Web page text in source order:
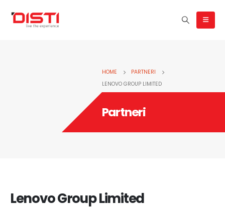
HOME
PARTNERI
LENOVO GROUP LIMITED
Partneri
Lenovo Group Limited